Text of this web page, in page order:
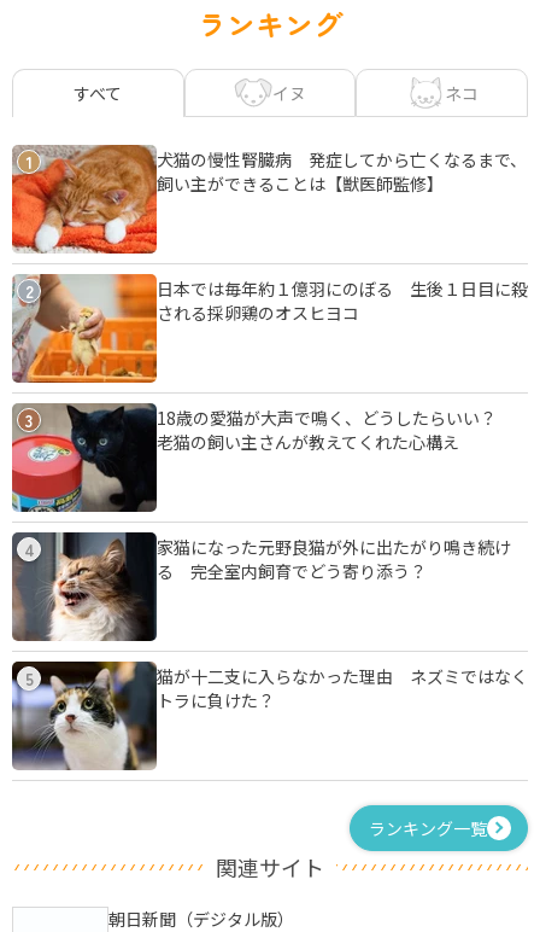
ランキング
すべて イヌ ネコ
1
犬猫の慢性腎臓病 発症してから亡くなるまで、
飼い主ができることは【獣医師監修】
2
日本では毎年約１億羽にのぼる 生後１日目に殺
される採卵鶏のオスヒヨコ
3
18歳の愛猫が大声で鳴く、どうしたらいい？
老猫の飼い主さんが教えてくれた心構え
4
家猫になった元野良猫が外に出たがり鳴き続け
る 完全室内飼育でどう寄り添う？
5
猫が十二支に入らなかった理由 ネズミではなく
トラに負けた？
ランキング一覧
関連サイト
朝日新聞（デジタル版）